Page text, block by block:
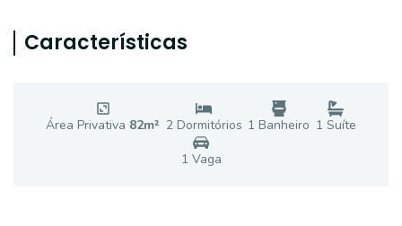
Características
Área Privativa 82m² 2Dormitórios 1 Banheiro 1 Suíte
1 Vaga